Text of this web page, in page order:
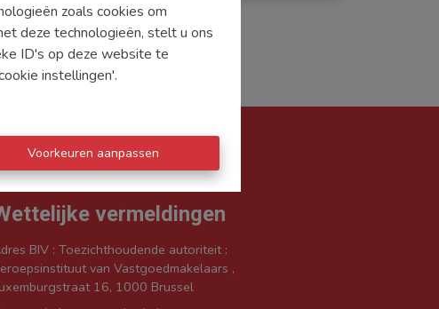
zoals cookies om
deze technologieën, stelt u ons
ID's op deze website te
instellingen'.
Voorkeuren aanpassen
vermeldingen
BIV : Toezichthoudende autoriteit :
van Vastgoedmakelaars ,
16, 1000 Brussel